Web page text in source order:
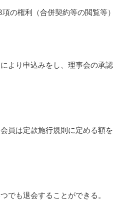
の権利（合併契約等の閲覧等）
より申込みをし、理事会の承認
員は定款施行規則に定める額を
でも退会することができる。